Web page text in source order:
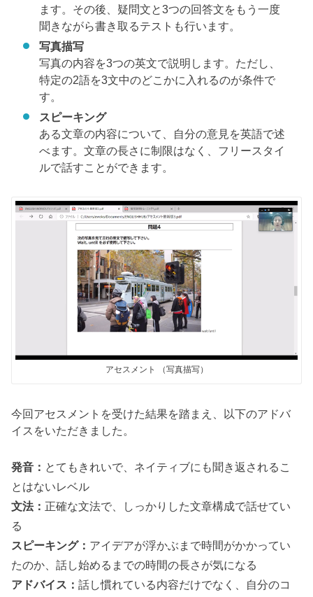
ます。その後、疑問文と3つの回答文をもう一度
聞きながら書き取るテストも行います。
写真描写
写真の内容を3つの英文で説明します。ただし、
特定の2語を3文中のどこかに入れるのが条件で
す。
スピーキング
ある文章の内容について、自分の意見を英語で述
べます。文章の長さに制限はなく、フリースタイ
ルで話すことができます。
アセスメント （写真描写）
今回アセスメントを受けた結果を踏まえ、以下のアドバ
イスをいただきました。
発音： とてもきれいで、ネイティブにも聞き返されるこ
とはないレベル
文法： 正確な文法で、しっかりした文章構成で話せてい
る
スピーキング： アイデアが浮かぶまで時間がかかってい
たのか、話し始めるまでの時間の長さが気になる
アドバイス：話し慣れている内容だけでなく、自分のコ